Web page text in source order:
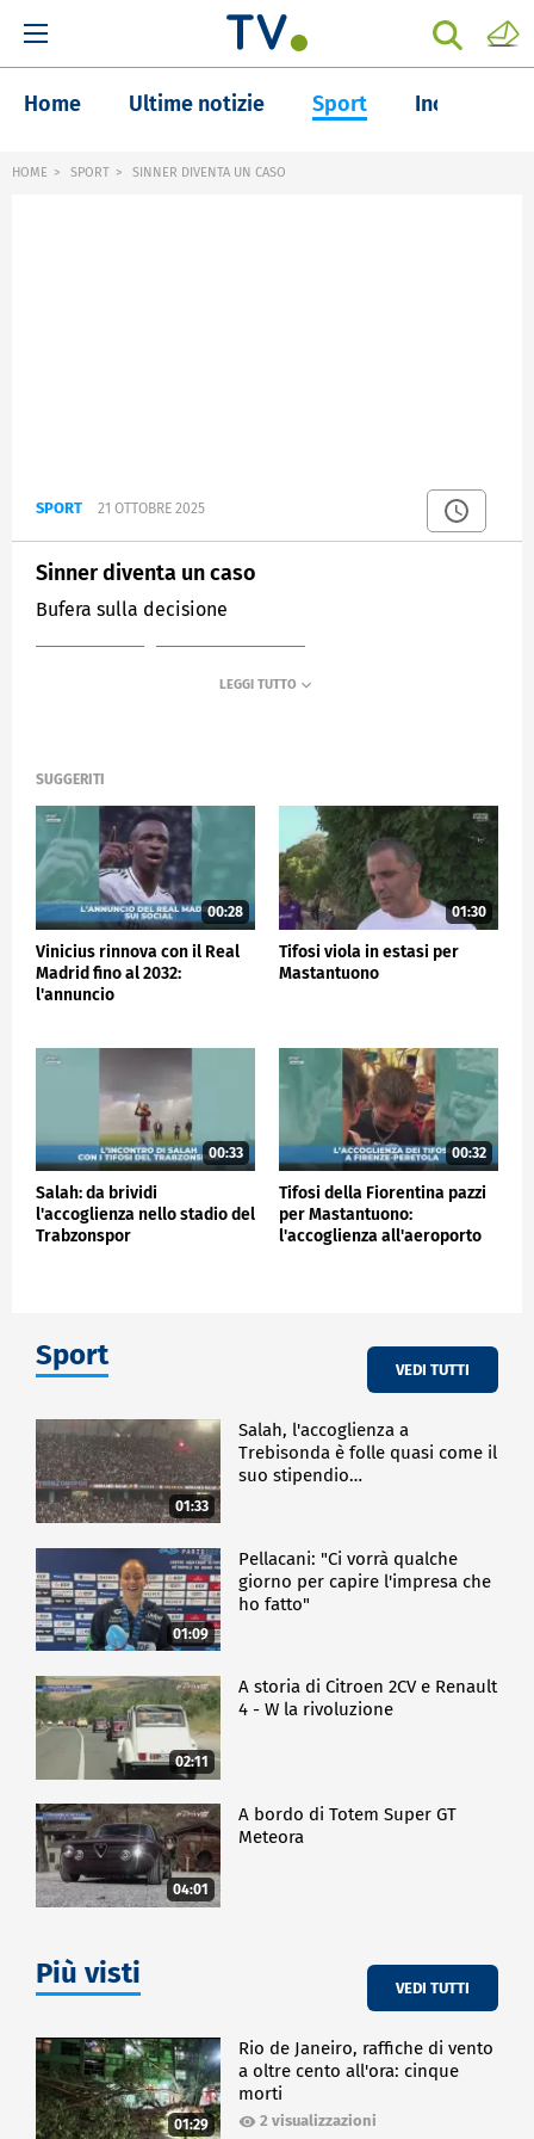
Home Ultime notizie Sport Inchieste
HOME SPORT SINNER DIVENTA UN CASO
SPORT 21 OTTOBRE 2025
Sinner diventa un caso
Bufera sulla decisione
SUGGERITI
00:28
Vinicius rinnova con il Real
Madrid fino al 2032:
l'annuncio
01:30
Tifosi viola in estasi per
Mastantuono
00:33
Salah: da brividi
l'accoglienza nello stadio del
Trabzonspor
00:32
Tifosi della Fiorentina pazzi
per Mastantuono:
l'accoglienza all'aeroporto
Sport VEDI TUTTI
01:33
Salah, l'accoglienza a
Trebisonda è folle quasi come il
suo stipendio…
01:09
Pellacani: "Ci vorrà qualche
giorno per capire l'impresa che
ho fatto"
02:11
A storia di Citroen 2CV e Renault
4 - W la rivoluzione
04:01
A bordo di Totem Super GT
Meteora
Più visti VEDI TUTTI
01:29
Rio de Janeiro, raffiche di vento
a oltre cento all'ora: cinque
morti
2 visualizzazioni